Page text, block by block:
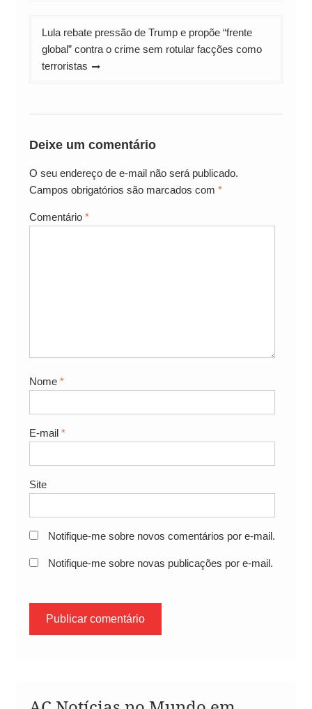
Lula rebate pressão de Trump e propõe “frente
global” contra o crime sem rotular facções como
terroristas
Deixe um comentário
O seu endereço de e-mail não será publicado.
Campos obrigatórios são marcados com *
Comentário *
Nome *
E-mail *
Site
Notifique-me sobre novos comentários por e-mail.
Notifique-me sobre novas publicações por e-mail.